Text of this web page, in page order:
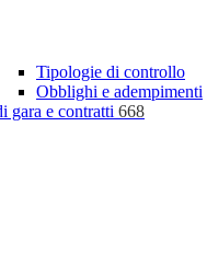
Tipologie di controllo
Obblighi e adempimenti
gara e contratti 668